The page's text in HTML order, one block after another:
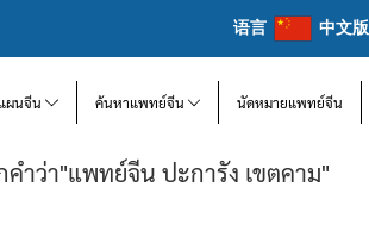
语言 中文版
ผนจีน ค้นหาแพทย์จีน นัดหมายแพทย์จีน
ำว่า"แพทย์จีน ปะการัง เขตคาม"